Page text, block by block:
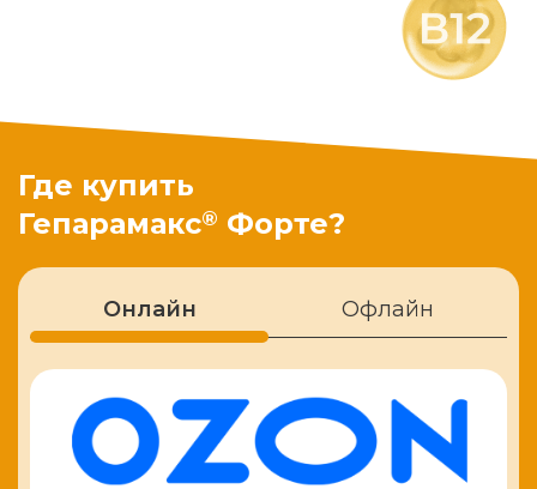
Где купить
Гепарамакс® Форте?
Онлайн Офлайн